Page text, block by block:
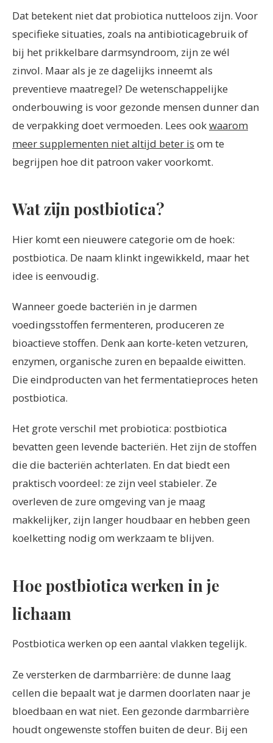
Dat betekent niet dat probiotica nutteloos zijn. Voor
specifieke situaties, zoals na antibioticagebruik of
bij het prikkelbare darmsyndroom, zijn ze wél
zinvol. Maar als je ze dagelijks inneemt als
preventieve maatregel? De wetenschappelijke
onderbouwing is voor gezonde mensen dunner dan
de verpakking doet vermoeden. Lees ookwaarom
meer supplementen niet altijd beter is om te
begrijpen hoe dit patroon vaker voorkomt.
Wat zijn postbiotica?
Hier komt een nieuwere categorie om de hoek:
postbiotica. De naam klinkt ingewikkeld, maar het
idee is eenvoudig.
Wanneer goede bacteriën in je darmen
voedingsstoffen fermenteren, produceren ze
bioactieve stoffen. Denk aan korte-keten vetzuren,
enzymen, organische zuren en bepaalde eiwitten.
Die eindproducten van het fermentatieproces heten
postbiotica.
Het grote verschil met probiotica: postbiotica
bevatten geen levende bacteriën. Het zijn de stoffen
die die bacteriën achterlaten. En dat biedt een
praktisch voordeel: ze zijn veel stabieler. Ze
overleven de zure omgeving van je maag
makkelijker, zijn langer houdbaar en hebben geen
koelketting nodig om werkzaam te blijven.
Hoe postbiotica werken in je
lichaam
Postbiotica werken op een aantal vlakken tegelijk.
Ze versterken de darmbarrière: de dunne laag
cellen die bepaalt wat je darmen doorlaten naar je
bloedbaan en wat niet. Een gezonde darmbarrière
houdt ongewenste stoffen buiten de deur. Bij een